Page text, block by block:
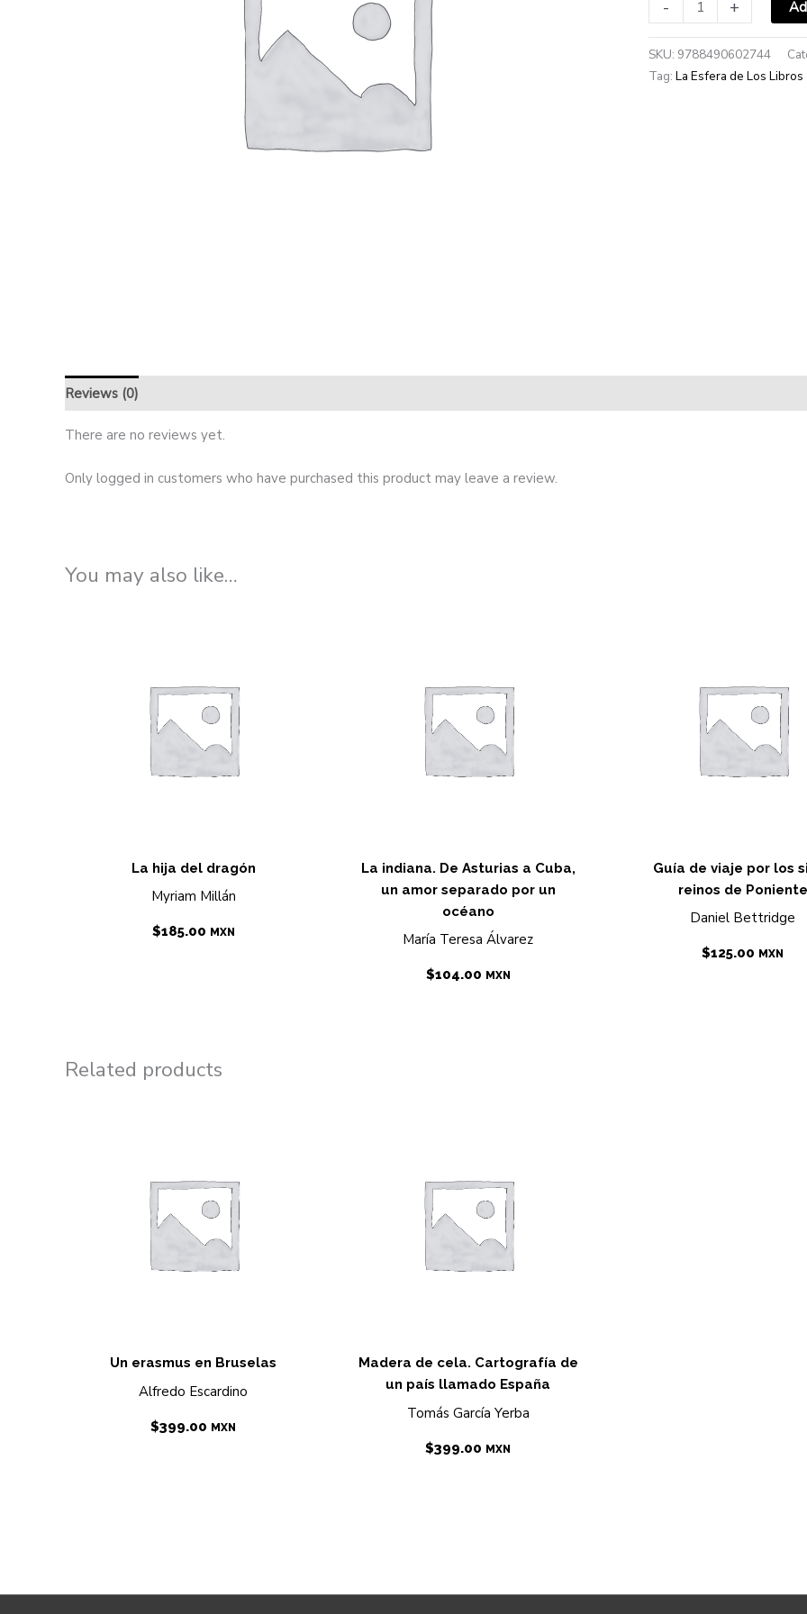
- +
SKU: 9788490602744
Tag: La Esfera de Los Libros
Reviews (0)
There are no reviews yet.
Only logged in customers who have purchased this product may leave a review.
You may also like…
La hija del dragón
Myriam Millán
$185.00 MXN
La indiana. De Asturias a Cuba,
un amor separado por un
océano
María Teresa Álvarez
$104.00 MXN
Guía de viaje por los
reinos de Poniente
Daniel Bettridge
$125.00 MXN
Related products
Un erasmus en Bruselas
Alfredo Escardino
$399.00 MXN
Madera de cela. Cartografía de
un país llamado España
Tomás García Yerba
$399.00 MXN